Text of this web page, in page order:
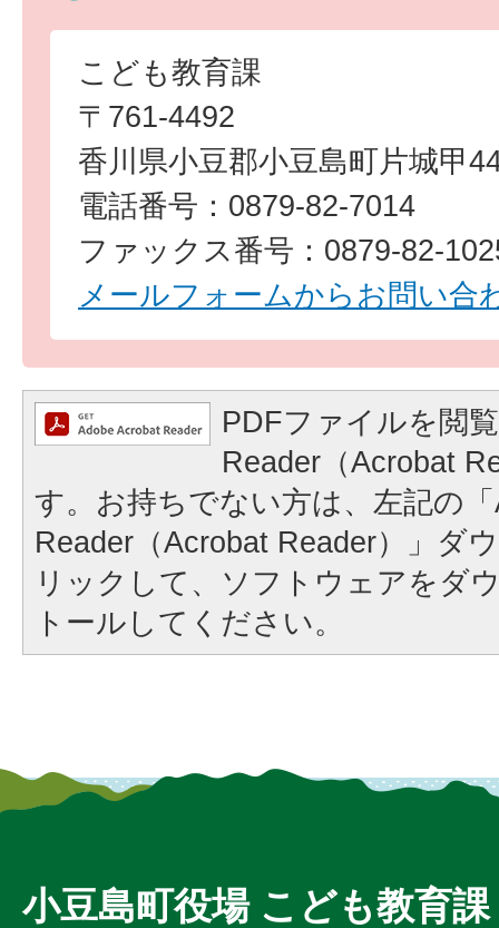
こども教育課
〒761-4492
香川県小豆郡小豆島町片城甲
電話番号：0879-82-7014
ファックス番号：0879-82-
メールフォームからお問い合
PDFファイルを閲
Reader（Acrobat
す。お持ちでない方は、左記の
Reader（Acrobat Reader）」ダ
リックして、ソフトウェアをダ
トールしてください。
小豆島町役場 こども教育課